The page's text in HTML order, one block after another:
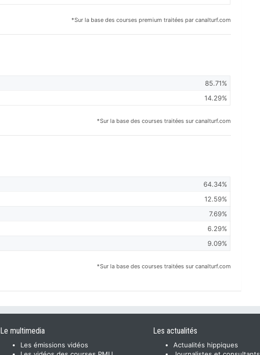
*Sur la base des courses premium traitées par canalturf.com
85.71%
14.29%
*Sur la base des courses traitées sur canalturf.com
64.34%
12.59%
7.69%
6.29%
9.09%
*Sur la base des courses traitées sur canalturf.com
Le multimedia
Les émissions vidéos
Les actualités
Actualités hippiques